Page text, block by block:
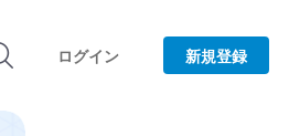
ログイン 新規登録